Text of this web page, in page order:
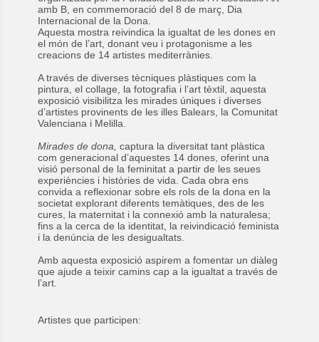
amb B, en commemoració del 8 de març, Dia
Internacional de la Dona.
Aquesta mostra reivindica la igualtat de les dones en
el món de l’art, donant veu i protagonisme a les
creacions de 14 artistes mediterrànies.
A través de diverses tècniques plàstiques com la
pintura, el collage, la fotografia i l’art tèxtil, aquesta
exposició visibilitza les mirades úniques i diverses
d’artistes provinents de les illes Balears, la Comunitat
Valenciana i Melilla.
Mirades de dona, captura la diversitat tant plàstica
com generacional d’aquestes 14 dones, oferint una
visió personal de la feminitat a partir de les seues
experiències i històries de vida. Cada obra ens
convida a reflexionar sobre els rols de la dona en la
societat explorant diferents temàtiques, des de les
cures, la maternitat i la connexió amb la naturalesa;
fins a la cerca de la identitat, la reivindicació feminista
i la denúncia de les desigualtats.
Amb aquesta exposició aspirem a fomentar un diàleg
que ajude a teixir camins cap a la igualtat a través de
l’art.
Artistes que participen: